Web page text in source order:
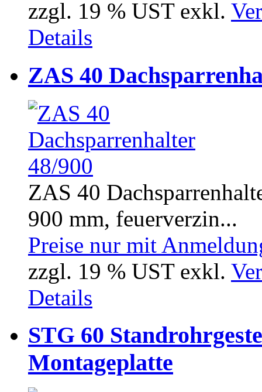
zzgl. 19 % UST exkl.
Details
ZAS 40
ZAS 40
900 mm, feuerverzin...
Preise nur mit
zzgl. 19 % UST exkl.
Details
STG 60
Montageplatte